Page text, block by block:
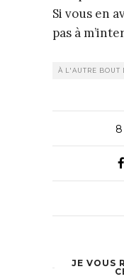
Si vous en
pas à
À L'AUTRE BOUT
8
JE VOUS